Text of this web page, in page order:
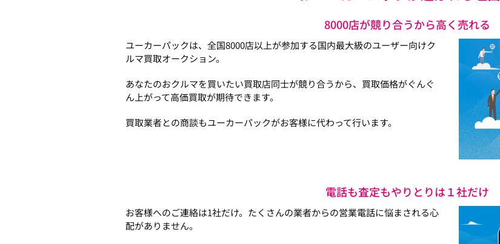
8000店が競り合うから高く売れる
ユーカーパックは、全国8000店以上が参加する国内最大級のユーザー向けク
ルマ買取オークション。
あなたのおクルマを買いたい買取店同士が競り合うから、買取価格がぐんぐ
ん上がって高価買取が期待できます。
買取業者との商談もユーカーパックがお客様に代わって行います。
電話も査定もやりとりは１社だけ
お客様へのご連絡は1社だけ。たくさんの業者からの営業電話に悩まされる心
配がありません。